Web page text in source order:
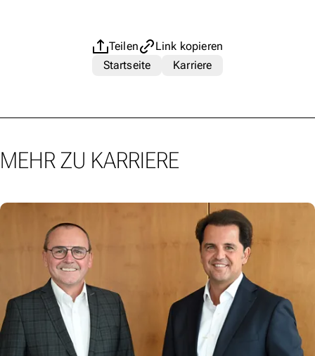
Teilen
Link kopieren
Startseite
Karriere
MEHR ZU KARRIERE